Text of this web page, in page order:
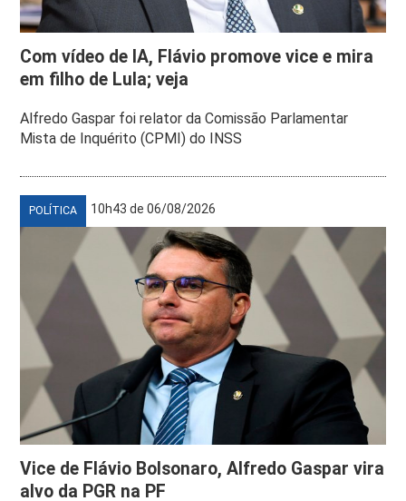
Com vídeo de IA, Flávio promove vice e mira
em filho de Lula; veja
Alfredo Gaspar foi relator da Comissão Parlamentar
Mista de Inquérito (CPMI) do INSS
POLÍTICA 10h43 de 06/08/2026
Vice de Flávio Bolsonaro, Alfredo Gaspar vira
alvo da PGR na PF